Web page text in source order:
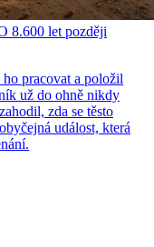
8.600 let později
pracovat a položil
už do ohně nikdy
zda se těsto
událost, která